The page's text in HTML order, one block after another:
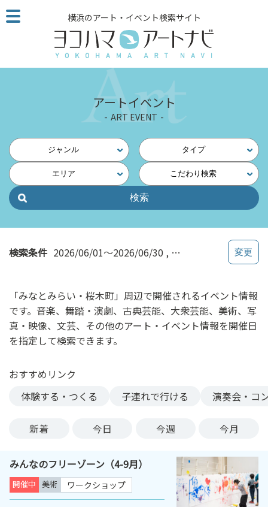
こ
の
ジ
読
他
ペ
の
横浜のアート・イベント検索サイト
アートイベント
ART EVENT
ジャンル タイプ
エリア こだわり検索
検索条件 2026/06/01～2026/06/30 みなとみらい・桜木
「みなとみらい・桜木町」周辺で開催されるイベント情報
です。音楽、舞踏・演劇、古典芸能、大衆芸能、美術、写
真・映像、文芸、その他のアート・イベント情報を開催日
を指定して検索できます。
おすすめリンク
体験する・つくる
子連れで行ける 演奏会・コ
新着 今日 今週 今月
みんなのフリーゾーン（4-9月）
開催中 美術 ワークショップ